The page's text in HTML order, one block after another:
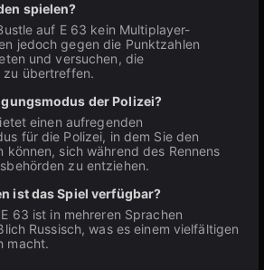
spielen?
auf E 63 kein Multiplayer-
jedoch gegen die Punktzahlen
und versuchen, die
zu übertreffen.
der Polizei?
einen aufregenden
für die Polizei, in dem Sie den
können, sich während des Rennens
zu entziehen.
ist das Spiel verfügbar?
63 ist in mehreren Sprachen
Russisch, was es einem vielfältigen
macht.